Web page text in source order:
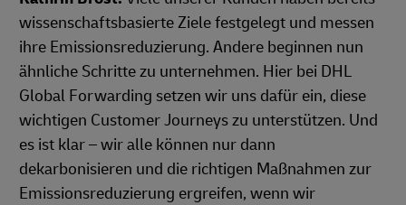
wissenschaftsbasierte Ziele festgelegt und messen
ihre Emissionsreduzierung. Andere beginnen nun
ähnliche Schritte zu unternehmen. Hier bei DHL
Global Forwarding setzen wir uns dafür ein, diese
wichtigen Customer Journeys zu unterstützen. Und
es ist klar – wir alle können nur dann
dekarbonisieren und die richtigen Maßnahmen zur
Emissionsreduzierung ergreifen, wenn wir